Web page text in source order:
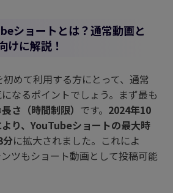
ショートとは？通常動画と
けに解説！
めて利用する方にとって、通常
なるポイントでしょう。まず最も
長さ（時間制限） です。 2024年10
り、YouTubeショートの最大時
分に拡大されました。これによ
ツもショート動画として投稿可能